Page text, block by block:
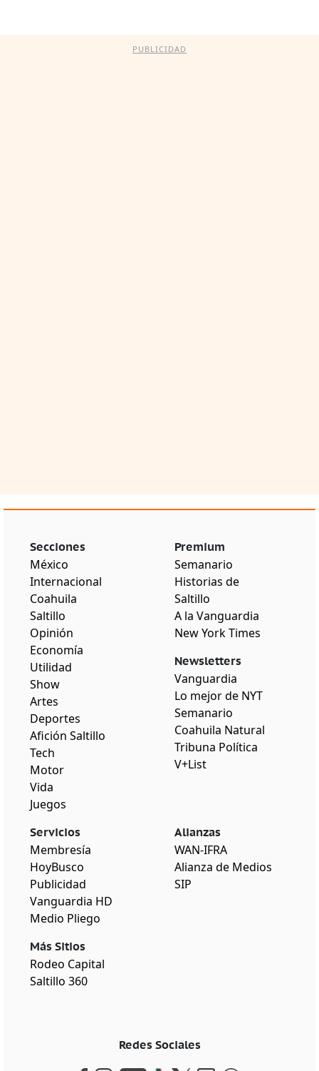
PUBLICIDAD
Secciones
México
Internacional
Coahuila
Saltillo
Opinión
Economía
Utilidad
Show
Artes
Deportes
Afición Saltillo
Tech
Motor
Vida
Juegos
Premium
Semanario
Historias de
Saltillo
A la Vanguardia
New York Times
Newsletters
Vanguardia
Lo mejor de NYT
Semanario
Coahuila Natural
Tribuna Política
V+List
Servicios
Membresía
HoyBusco
Publicidad
Vanguardia HD
Medio Pliego
Más Sitios
Rodeo Capital
Saltillo 360
Alianzas
WAN-IFRA
Alianza de Medios
SIP
Redes Sociales